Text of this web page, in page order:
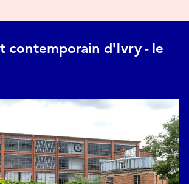
contemporain d'Ivry - le